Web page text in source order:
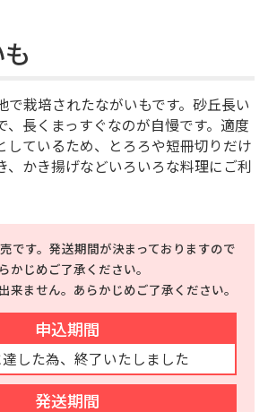
で栽培されたながいもです。砂丘長い
、長くまっすぐなのが自慢です。適度
しているため、とろろや短冊切りだけ
、かき揚げなどいろいろな料理にご利
です。発送期間が決まっておりますので
かじめご了承ください。
来ません。あらかじめご了承ください。
申込期間
した為、終了いたしました
発送期間